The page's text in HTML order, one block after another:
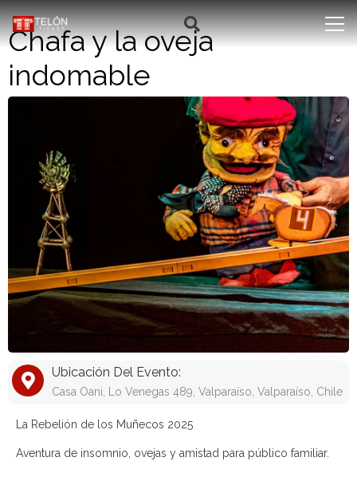
Chafa y la oveja
indomable
Ubicación Del Evento:
Casa Oani, Lo Venegas 489, Valparaíso, Valparaíso, Chile
La Rebelión de los Muñecos 2025
Aventura de insomnio, ovejas y amistad para público familiar.